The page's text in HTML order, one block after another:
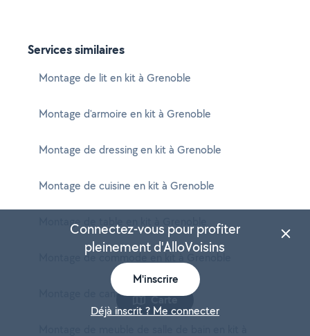
Services similaires
Montage de lit en kit à Grenoble
Montage d'armoire en kit à Grenoble
Montage de dressing en kit à Grenoble
Montage de cuisine en kit à Grenoble
Montage de table en kit à Grenoble
Montage de commode en kit à Grenoble
Montage de canapé à Grenoble
Carte
Connectez-vous pour profiter
pleinement d'AlloVoisins
M'inscrire
Déjà inscrit ? Me connecter